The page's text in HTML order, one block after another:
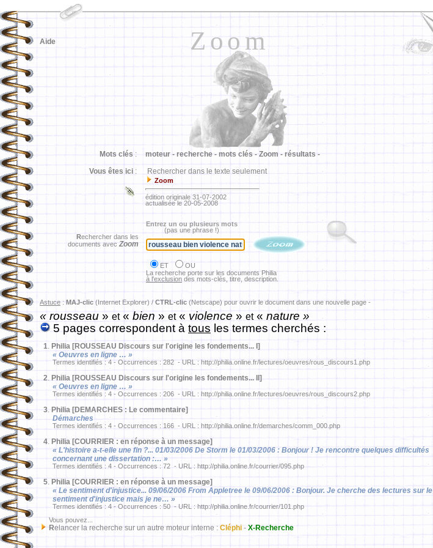
Zoom
Aide
Mots clés : moteur - recherche - mots clés - Zoom - résultats -
Vous êtes ici : Rechercher dans le texte seulement
Zoom
édition originale 31-07-2002
actualisée le 20-05-2008
Rechercher dans les
documents avec Zoom
Entrez un ou plusieurs mots
(pas une phrase !)
ET
OU
La recherche porte sur les documents Philia
à l'exclusion des mots-clés, titre, description.
Astuce : MAJ-clic (Internet Explorer) / CTRL-clic (Netscape) pour ouvrir le document dans une nouvelle page -
« rousseau » et« bien » et« violence » et« nature »
5 pages correspondent à tous les termes cherchés :
1. Philia [ROUSSEAU Discours sur l'origine les fondements... I]
« Oeuvres en ligne … »
Termes identifiés : 4 - Occurrences : 282 - URL : http://philia.online.fr/lectures/oeuvres/rous_discours1.php
2. Philia [ROUSSEAU Discours sur l'origine les fondements... II]
« Oeuvres en ligne … »
Termes identifiés : 4 - Occurrences : 206 - URL : http://philia.online.fr/lectures/oeuvres/rous_discours2.php
3. Philia [DEMARCHES : Le commentaire]
Démarches
Termes identifiés : 4 - Occurrences : 166 - URL : http://philia.online.fr/demarches/comm_000.php
4. Philia [COURRIER : en réponse à un message]
« L'histoire a-t-elle une fin ?... 01/03/2006 De Storm le 01/03/2006 : Bonjour ! Je rencontre quelques difficultés
concernant une dissertation :… »
Termes identifiés : 4 - Occurrences : 72 - URL : http://philia.online.fr/courrier/095.php
5. Philia [COURRIER : en réponse à un message]
« Le sentiment d'injustice... 09/06/2006 From Appletree le 09/06/2006 : Bonjour. Je cherche des lectures sur le
sentiment d'injustice mais je ne… »
Termes identifiés : 4 - Occurrences : 50 - URL : http://philia.online.fr/courrier/101.php
Vous pouvez...
Relancer la recherche sur un autre moteur interne : Cléphi - X-Recherche